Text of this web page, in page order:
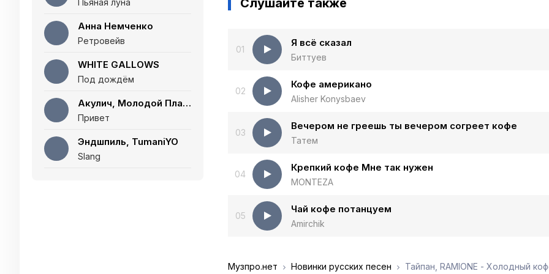
Пьяная луна
Анна Немченко
Ретровейв
WHITE GALLOWS
Под дождём
Акулич, Молодой Платон
Привет
Эндшпиль, TumaniYO
Slang
Слушайте также
01
Я всё сказал
Биттуев
02
Кофе американо
Alisher Konysbaev
03
Вечером не греешь ты вечером согреет кофе
Татем
04
Крепкий кофе Мне так нужен
MONTEZA
05
Чай кофе потанцуем
Amirchik
Музпро.нет Новинки русских песен Тайпан, RAMIONE - Холодный